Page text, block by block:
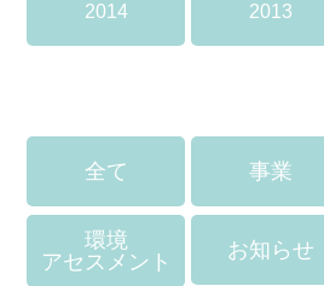
2014 2013
全て 事業
環境
アセスメント
お知らせ